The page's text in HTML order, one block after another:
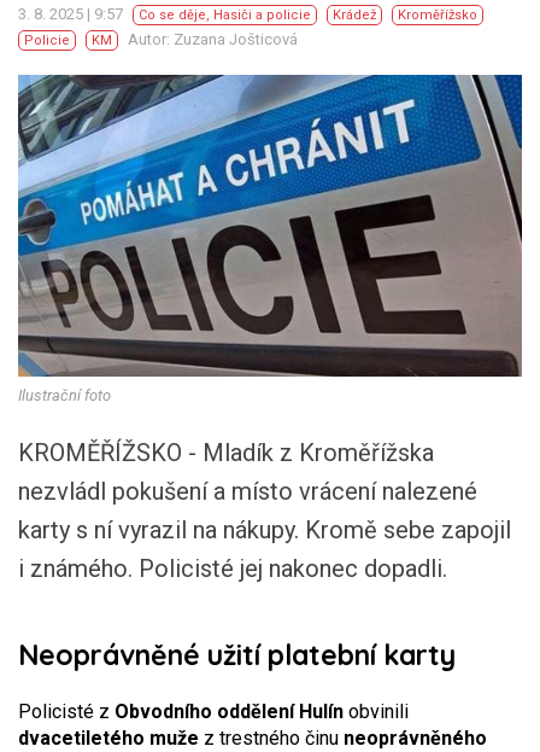
3. 8. 2025 | 9:57 Co se děje, Hasiči a policie Krádež
Kroměřížsko
Policie
KM Autor: Zuzana Jošticová
Ilustrační foto
KROMĚŘÍŽSKO - Mladík z Kroměřížska
nezvládl pokušení a místo vrácení nalezené
karty s ní vyrazil na nákupy. Kromě sebe zapojil
i známého. Policisté jej nakonec dopadli.
Neoprávněné užití platební karty
Policisté z Obvodního oddělení Hulín obvinili
dvacetiletého muže z trestného činu neoprávněného